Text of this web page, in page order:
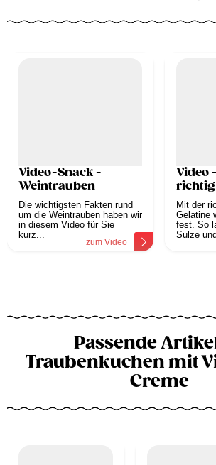
Video-Snack -
Weintrauben
Die wichtigsten Fakten rund
um die Weintrauben haben wir
in diesem Video für Sie
kurz...
zum Video
Video
richtig
Mit der
Gelatine
fest. So
Sulze
Passende
Traubenkuchen mit
Creme